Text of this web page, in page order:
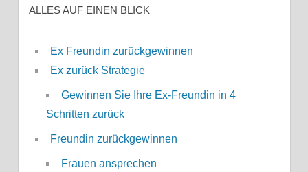
ALLES AUF EINEN BLICK
Ex Freundin zurückgewinnen
Ex zurück Strategie
Gewinnen Sie Ihre Ex-Freundin in 4
Schritten zurück
Freundin zurückgewinnen
Frauen ansprechen